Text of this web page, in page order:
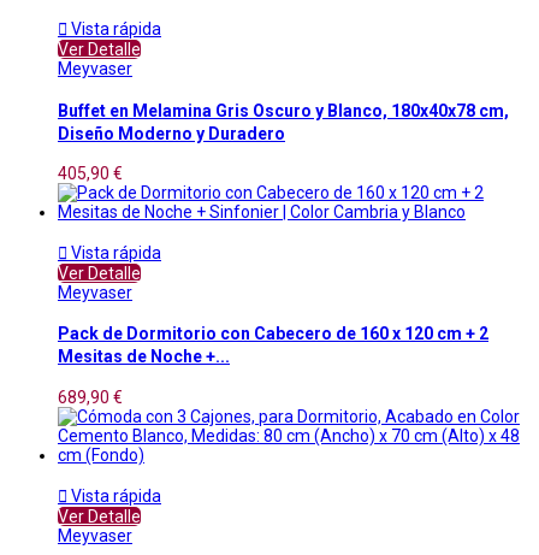
 Vista rápida
Ver Detalle
Meyvaser
Buffet en Melamina Gris Oscuro y Blanco, 180x40x78 cm,
Diseño Moderno y Duradero
405,90 €
 Vista rápida
Ver Detalle
Meyvaser
Pack de Dormitorio con Cabecero de 160 x 120 cm + 2
Mesitas de Noche +...
689,90 €
 Vista rápida
Ver Detalle
Meyvaser